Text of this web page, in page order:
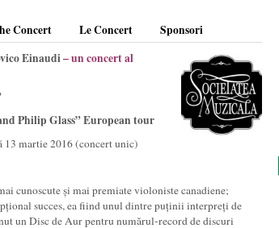
Concert Le Concert
Sponsori
Einaudi– un concert al
Philip Glass” European tour
martie 2016 (concert unic)
cunoscute și mai premiate violoniste canadiene;
succes, ea fiind unul dintre puținii interpreți de
un Disc de Aur pentru numărul-record de discuri